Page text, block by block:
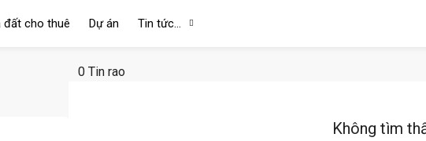
đất cho thuê Dự án Tin tức…
0 Tin rao
Không tìm